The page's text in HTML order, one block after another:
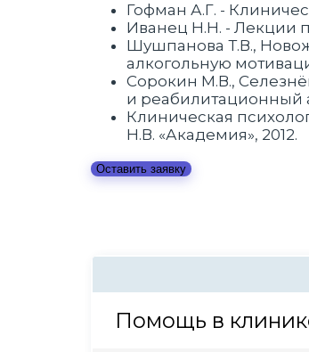
Гофман А.Г. -
Иванец Н.Н. - Лекции
Шушпанова Т.В.,
алкогольную
Сорокин М.В.,
и реабилитационный
Клиническая
Н.В. «Академия», 2012.
Оставить заявку
Помощь в